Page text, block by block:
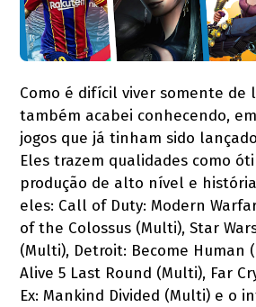
Como é difícil viver somente de
também acabei conhecendo,
jogos que já tinham sido
Eles trazem qualidades como
produção de alto nível e
eles: Call of Duty: Modern
of the Colossus (Multi), Star
(Multi), Detroit: Become Human
Alive 5 Last Round (Multi), Far
Ex: Mankind Divided (Multi) e o